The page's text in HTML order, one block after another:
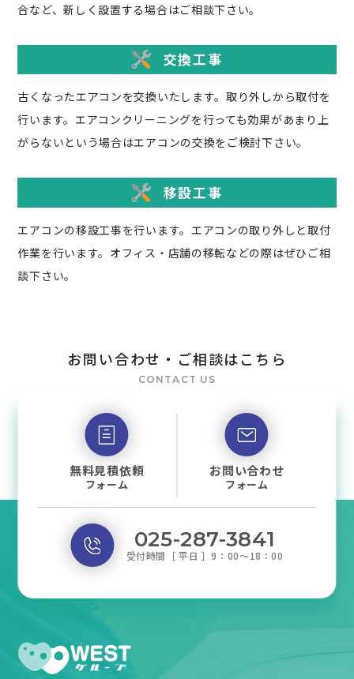
合など、新しく設置する場合はご相談下さい。
交換工事
古くなったエアコンを交換いたします。取り外しから取付を
行います。エアコンクリーニングを行っても効果があまり上
がらないという場合はエアコンの交換をご検討下さい。
移設工事
エアコンの移設工事を行います。エアコンの取り外しと取付
作業を行います。オフィス・店舗の移転などの際はぜひご相
談下さい。
お問い合わせ・ご相談はこちら
CONTACT US
無料見積依頼
フォーム
お問い合わせ
フォーム
025-287-3841
受付時間［ 平日 ］9：00～18：00